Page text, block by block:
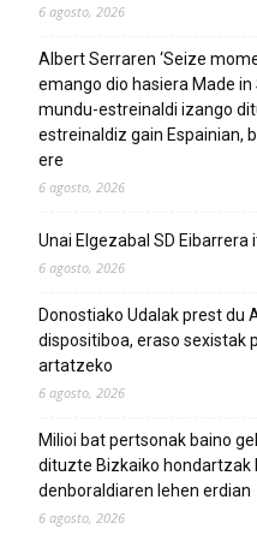
6 agosto, 2026
Albert Serraren ‘Seize
emango dio hasiera Made in
mundu-estreinaldi izango
estreinaldiz gain Espainian,
ere
6 agosto, 2026
Unai Elgezabal SD Eibarrera
6 agosto, 2026
Donostiako Udalak prest du
dispositiboa, eraso sexistak
artatzeko
6 agosto, 2026
Milioi bat pertsonak baino
dituzte Bizkaiko hondartzak
denboraldiaren lehen erdian
6 agosto, 2026